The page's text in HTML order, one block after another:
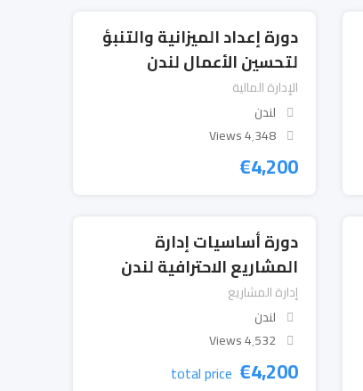
دورة إعداد الميزانية والتنبؤ
لتحسين الأعمال لندن
الإدارة المالية
لندن
4٬348 Views
€4,200
دورة أساسيات إدارة
المشاريع الاحترافية لندن
إدارة المشاريع
لندن
4٬532 Views
€4,200
total price